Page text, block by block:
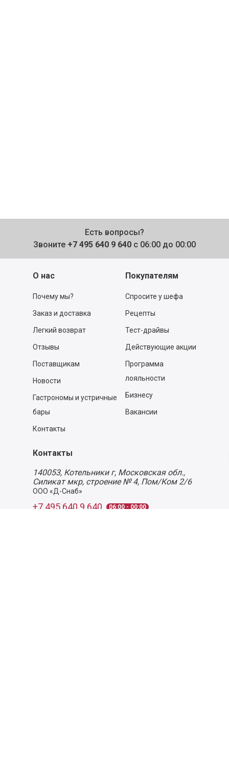
Есть вопросы?
Звоните +7 495 640 9 640 с 06:00 до 00:00
О нас
Почему мы?
Заказ и доставка
Легкий возврат
Отзывы
Поставщикам
Новости
Гастрономы и устричные
бары
Контакты
Покупателям
Спросите у шефа
Рецепты
Тест-драйвы
Действующие акции
Программа
лояльности
Бизнесу
Вакансии
Контакты
140053, Котельники г, Московская обл.,
Силикат мкр, строение № 4, Пом/Ком 2/6
ООО «Д-Снаб»
+7 495 640 9 640 06:00 - 00:00